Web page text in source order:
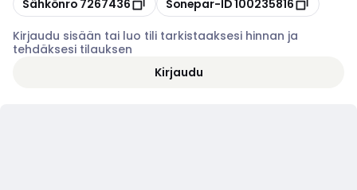
Sähkönro 7267436 Sonepar-ID100235816
Kirjaudu sisään tai luo tili tarkistaaksesi hinnan ja
tehdäksesi tilauksen
Kirjaudu